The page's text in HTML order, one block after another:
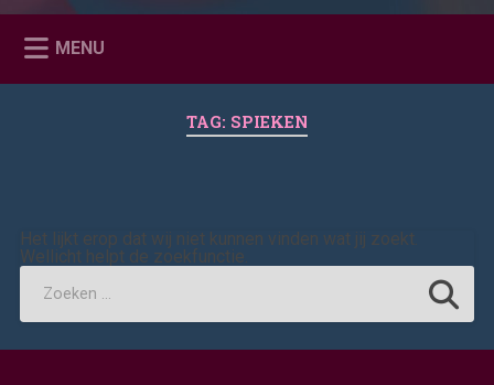
MENU
TAG: SPIEKEN
Het lijkt erop dat wij niet kunnen vinden wat jij zoekt.
Wellicht helpt de zoekfunctie.